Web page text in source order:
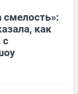
как
с